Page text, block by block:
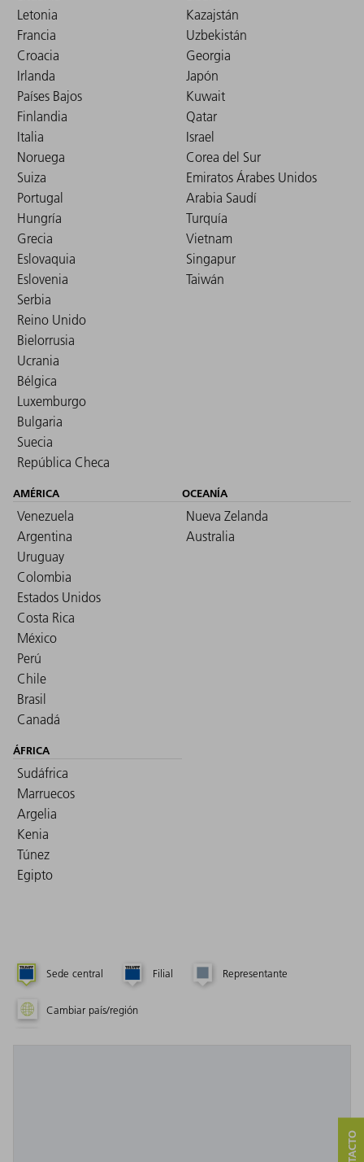
Letonia
Francia
Croacia
Irlanda
Países Bajos
Finlandia
Italia
Noruega
Suiza
Portugal
Hungría
Grecia
Eslovaquia
Eslovenia
Serbia
Reino Unido
Bielorrusia
Ucrania
Bélgica
Luxemburgo
Bulgaria
Suecia
República Checa
Kazajstán
Uzbekistán
Georgia
Japón
Kuwait
Qatar
Israel
Corea del Sur
Emiratos Árabes Unidos
Arabia Saudí
Turquía
Vietnam
Singapur
Taiwán
AMÉRICA
Venezuela
Argentina
Uruguay
Colombia
Estados Unidos
Costa Rica
México
Perú
Chile
Brasil
Canadá
OCEANÍA
Nueva Zelanda
Australia
ÁFRICA
Sudáfrica
Marruecos
Argelia
Kenia
Túnez
Egipto
Sede central Filial Representante
Cambiar país/región